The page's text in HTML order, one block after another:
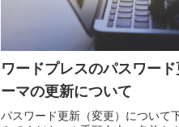
ワードプレスのパスワー
ーマの更新について
パスワード更新（変更）について